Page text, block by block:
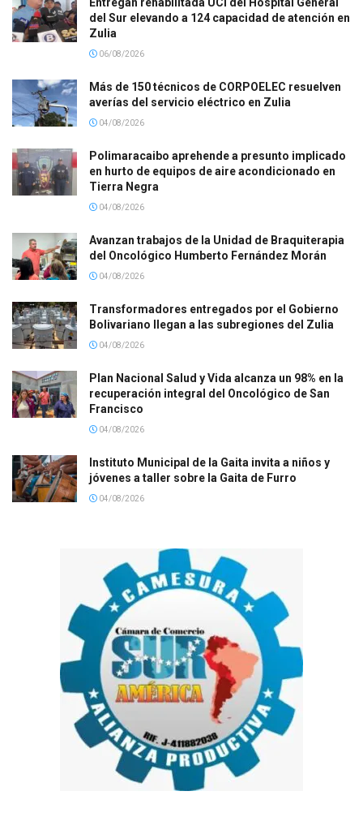
Entregan rehabilitada UCI del Hospital General
del Sur elevando a 124 capacidad de atención en
Zulia
06/08/2026
Más de 150 técnicos de CORPOELEC resuelven
averías del servicio eléctrico en Zulia
04/08/2026
Polimaracaibo aprehende a presunto implicado
en hurto de equipos de aire acondicionado en
Tierra Negra
04/08/2026
Avanzan trabajos de la Unidad de Braquiterapia
del Oncológico Humberto Fernández Morán
04/08/2026
Transformadores entregados por el Gobierno
Bolivariano llegan a las subregiones del Zulia
04/08/2026
Plan Nacional Salud y Vida alcanza un 98% en la
recuperación integral del Oncológico de San
Francisco
04/08/2026
Instituto Municipal de la Gaita invita a niños y
jóvenes a taller sobre la Gaita de Furro
04/08/2026